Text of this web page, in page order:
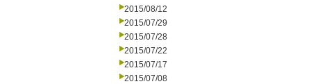
2015/08/12
2015/07/29
2015/07/28
2015/07/22
2015/07/17
2015/07/08